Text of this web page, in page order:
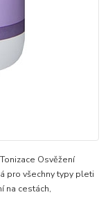
Osvěžení
pro všechny typy pleti
na cestách,